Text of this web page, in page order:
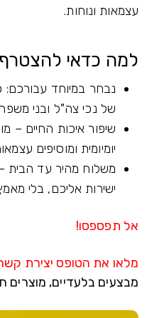
עצמאות ונוחות.
למה כדאי
נבחר במיוחד עבורכם:
של נכי צה"ל ובני
שיפור איכות החיים –
יומיומית ומוסיפים
משלוח מהיר עד הבית
ישירות אליכם, בלי
אל תפספסו!
מלאו את הטופס יצירת
מבצעים בלעדיים, מוצרים